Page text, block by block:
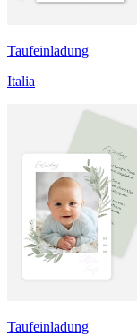
Taufeinladung
Italia
Taufeinladung